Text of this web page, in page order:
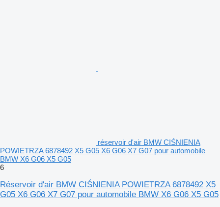
réservoir d'air BMW CIŚNIENIA
POWIETRZA 6878492 X5 G05 X6 G06 X7 G07 pour automobile
BMW X6 G06 X5 G05
6
Réservoir d'air BMW CIŚNIENIA POWIETRZA 6878492 X5
G05 X6 G06 X7 G07 pour automobile BMW X6 G06 X5 G05